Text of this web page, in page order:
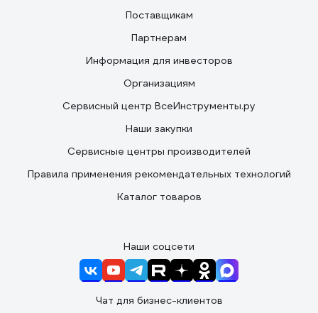
Поставщикам
Партнерам
Информация для инвесторов
Организациям
Сервисный центр ВсеИнструменты.ру
Наши закупки
Сервисные центры производителей
Правила применения рекомендательных технологий
Каталог товаров
Наши соцсети
Чат для бизнес-клиентов